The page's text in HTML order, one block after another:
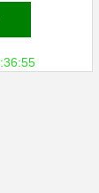
能绿色发